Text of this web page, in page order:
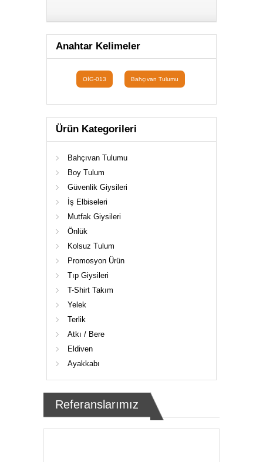
Anahtar Kelimeler
OİG-013 Bahçıvan Tulumu
Ürün Kategorileri
Bahçıvan Tulumu
Boy Tulum
Güvenlik Giysileri
İş Elbiseleri
Mutfak Giysileri
Önlük
Kolsuz Tulum
Promosyon Ürün
Tıp Giysileri
T-Shirt Takım
Yelek
Terlik
Atkı / Bere
Eldiven
Ayakkabı
Referanslarımız